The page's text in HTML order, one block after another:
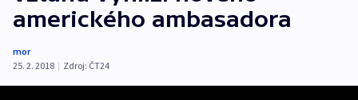
amerického ambasadora
mor
25. 2. 2018 | Zdroj: ČT24